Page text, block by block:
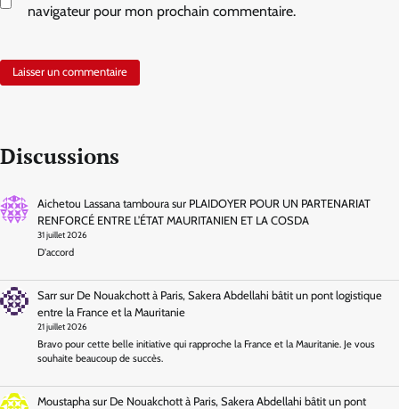
navigateur pour mon prochain commentaire.
Discussions
Aichetou Lassana tambourasur PLAIDOYER POUR UN PARTENARIAT
RENFORCÉ ENTRE L’ÉTAT MAURITANIEN ET LA COSDA
31 juillet 2026
D'accord
Sarrsur De Nouakchott à Paris, Sakera Abdellahi bâtit un pont logistique
entre la France et la Mauritanie
21 juillet 2026
Bravo pour cette belle initiative qui rapproche la France et la Mauritanie. Je vous
souhaite beaucoup de succès.
Moustaphasur De Nouakchott à Paris, Sakera Abdellahi bâtit un pont